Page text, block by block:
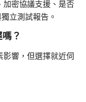
加密協議支援、是否
立測試報告。
？
影響，但選擇就近伺